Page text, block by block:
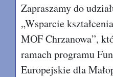
Zapraszamy do
„Wsparcie
MOF Chrzanowa”,
ramach programu
Europejskie dla